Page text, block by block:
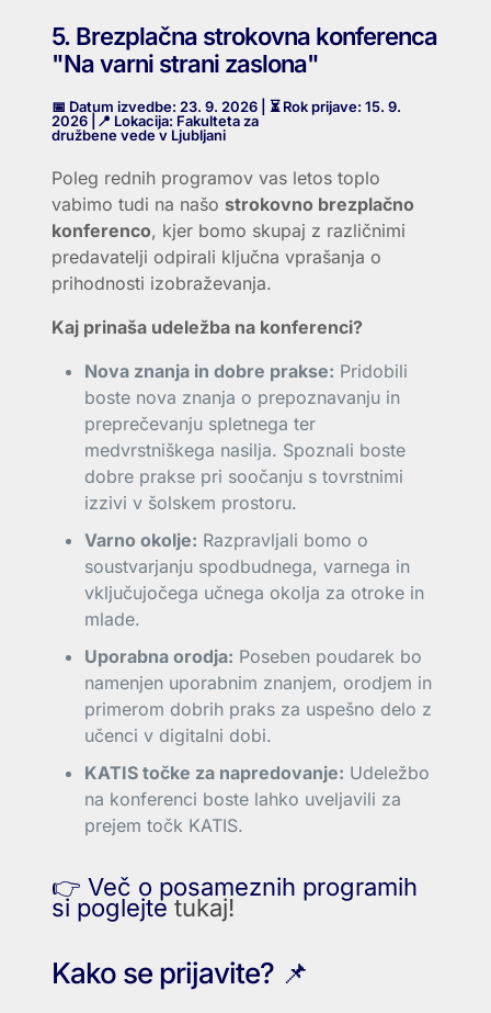
5. Brezplačna strokovna konferenca
"Na varni strani zaslona"
📅 Datum izvedbe: 23. 9. 2026 | ⏳ Rok prijave: 15. 9.
2026 |📍 Lokacija: Fakulteta za
družbene vede v Ljubljani
Poleg rednih programov vas letos toplo
vabimo tudi na našo strokovno brezplačno
konferenco, kjer bomo skupaj z različnimi
predavatelji odpirali ključna vprašanja o
prihodnosti izobraževanja.
Kaj prinaša udeležba na konferenci?
Nova znanja in dobre prakse: Pridobili
boste nova znanja o prepoznavanju in
preprečevanju spletnega ter
medvrstniškega nasilja. Spoznali boste
dobre prakse pri soočanju s tovrstnimi
izzivi v šolskem prostoru.
Varno okolje: Razpravljali bomo o
soustvarjanju spodbudnega, varnega in
vključujočega učnega okolja za otroke in
mlade.
Uporabna orodja: Poseben poudarek bo
namenjen uporabnim znanjem, orodjem in
primerom dobrih praks za uspešno delo z
učenci v digitalni dobi.
KATIS točke za napredovanje: Udeležbo
na konferenci boste lahko uveljavili za
prejem točk KATIS.
👉 Več o posameznih programih
si poglejte tukaj!
Kako se prijavite? 📌